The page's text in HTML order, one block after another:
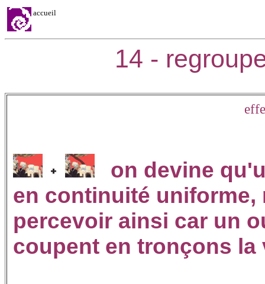
accueil
14 -
on devine
en continuité uniforme,
percevoir ainsi car un
coupent en tronçons la